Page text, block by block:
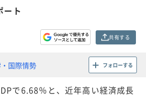
ート
共有する
国際情勢 フォローする
で6.68％と、近年高い経済成長